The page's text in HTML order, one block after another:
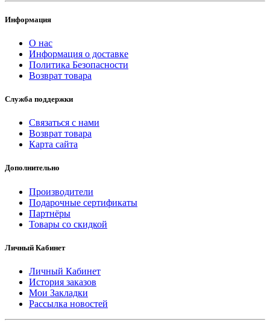
Информация
О нас
Информация о доставке
Политика Безопасности
Возврат товара
Служба поддержки
Связаться с нами
Возврат товара
Карта сайта
Дополнительно
Производители
Подарочные сертификаты
Партнёры
Товары со скидкой
Личный Кабинет
Личный Кабинет
История заказов
Мои Закладки
Рассылка новостей